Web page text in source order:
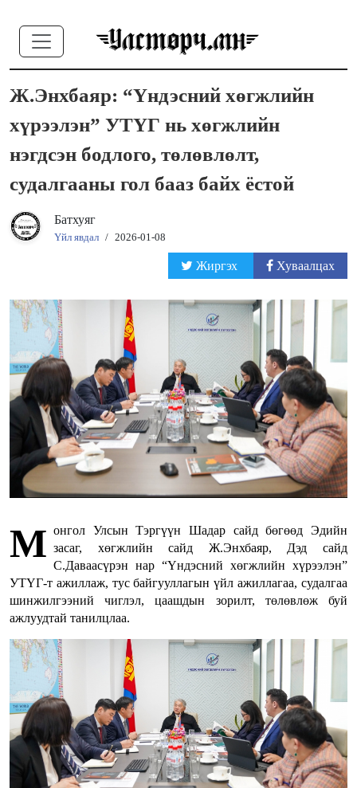
Ж.Энхбаяр: “Үндэсний хөгжлийн
хүрээлэн” УТҮГ нь хөгжлийн
нэгдсэн бодлого, төлөвлөлт,
судалгааны гол бааз байх ёстой
Батхуяг
Үйл явдал / 2026-01-08
Жиргэх Хуваалцах
М онгол Улсын Тэргүүн Шадар сайд бөгөөд Эдийн
засаг, хөгжлийн сайд Ж.Энхбаяр, Дэд сайд
С.Даваасүрэн нар “Үндэсний хөгжлийн хүрээлэн”
УТҮГ-т ажиллаж, тус байгууллагын үйл ажиллагаа, судалгаа
шинжилгээний чиглэл, цаашдын зорилт, төлөвлөж буй
ажлуудтай танилцлаа.